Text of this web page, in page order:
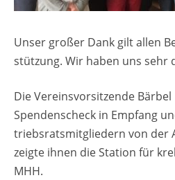
Unser gro­ßer Dank gilt allen
stüt­zung. Wir haben uns sehr
Die Ver­eins­vor­sit­zen­de
Spen­den­scheck in Emp­fang
triebs­rats­mit­glie­dern von der
zeig­te ihnen die Sta­ti­on für
MHH.